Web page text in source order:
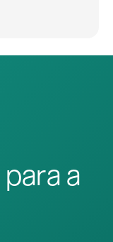
para a